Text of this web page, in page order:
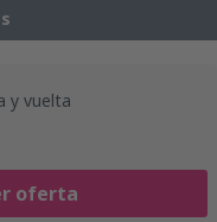
y vuelta
oferta